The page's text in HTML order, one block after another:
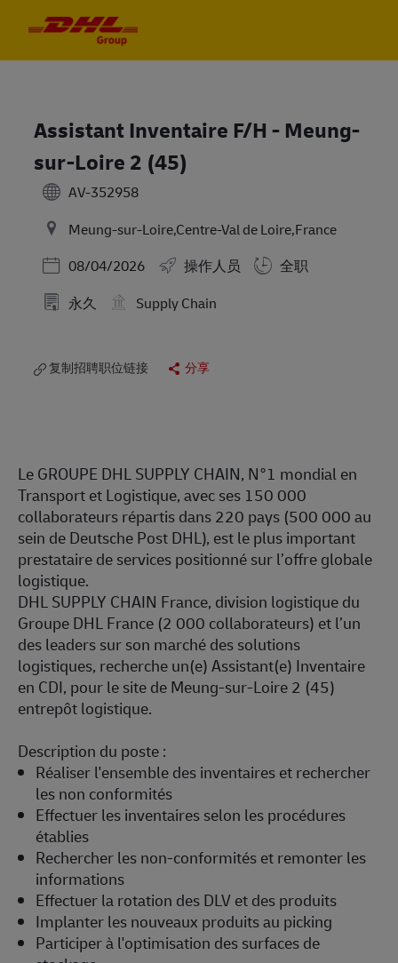
Assistant Inventaire F/H - Meung-
sur-Loire 2 (45)
AV-352958
Meung-sur-Loire,Centre-Val de Loire,France
Posted Date
08/04/2026 操作人员
全职
永久
Supply Chain
复制招聘职位链接 分享
Le GROUPE DHL SUPPLY CHAIN, N°1 mondial en
Transport et Logistique, avec ses 150 000
collaborateurs répartis dans 220 pays (500 000 au
sein de Deutsche Post DHL), est le plus important
prestataire de services positionné sur l’offre globale
logistique.
DHL SUPPLY CHAIN France, division logistique du
Groupe DHL France (2 000 collaborateurs) et l’un
des leaders sur son marché des solutions
logistiques, rechercheun(e) Assistant(e) Inventaire
en CDI, pour le site de Meung-sur-Loire 2 (45)
entrepôt logistique.
Description du poste :
Réaliser l'ensemble des inventaires et rechercher
les non conformités
Effectuer les inventaires selon les procédures
établies
Rechercher les non-conformités et remonter les
informations
Effectuer la rotation des DLV et des produits
Implanter les nouveaux produits au picking
Participer à l'optimisation des surfaces de